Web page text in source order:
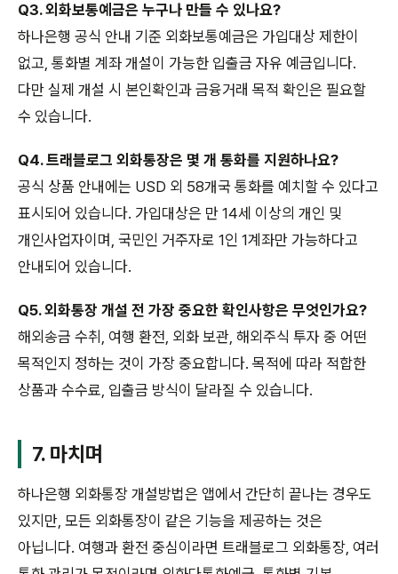
Q3. 외화보통예금은 누구나 만들 수 있나요?
하나은행 공식 안내 기준 외화보통예금은 가입대상 제한이
없고, 통화별 계좌 개설이 가능한 입출금 자유 예금입니다.
다만 실제 개설 시 본인확인과 금융거래 목적 확인은 필요할
수 있습니다.
Q4. 트래블로그 외화통장은 몇 개 통화를 지원하나요?
공식 상품 안내에는 USD 외 58개국 통화를 예치할 수 있다고
표시되어 있습니다. 가입대상은 만 14세 이상의 개인 및
개인사업자이며, 국민인 거주자로 1인 1계좌만 가능하다고
안내되어 있습니다.
Q5. 외화통장 개설 전 가장 중요한 확인사항은 무엇인가요?
해외송금 수취, 여행 환전, 외화 보관, 해외주식 투자 중 어떤
목적인지 정하는 것이 가장 중요합니다. 목적에 따라 적합한
상품과 수수료, 입출금 방식이 달라질 수 있습니다.
7. 마치며
하나은행 외화통장 개설방법은 앱에서 간단히 끝나는 경우도
있지만, 모든 외화통장이 같은 기능을 제공하는 것은
아닙니다. 여행과 환전 중심이라면 트래블로그 외화통장, 여러